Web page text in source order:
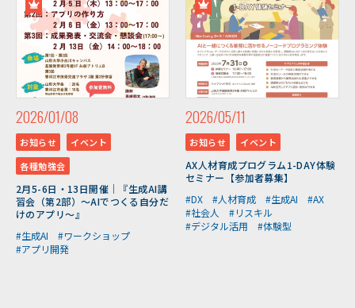
2026/01/08
お知らせ
イベント
各種勉強会
2月5-6日・13日開催｜『生成AI講
習会（第2部）～AIでつくる自分だ
けのアプリ～』
#生成AI
#ワークショップ
#アプリ開発
2026/05/11
お知らせ イベント
AX人材育成プログラム1-DAY体験
セミナー【参加者募集】
#DX
#人材育成 #生成AI
#AX
#社会人
#リスキル
#デジタル活用
#体験型